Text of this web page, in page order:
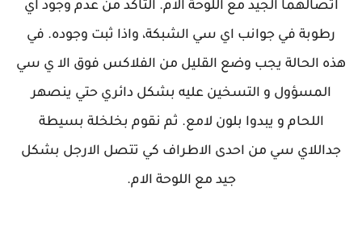
اتصالهما الجيد مع اللوحة الام. التاكد من عدم وجود اي
رطوبة في جوانب اي سي الشبكة، واذا ثبت وجوده. في
هذه الحالة يجب وضع القليل من الفلاكس فوق الا ي سي
المسؤول و التسخين عليه بشكل دائري حتي ينصهر
اللحام و يبدوا بلون لامع. ثم نقوم بخلخلة بسيطة
جداللاي سي من احدى الاطراف كي تتصل الارجل بشكل
جيد مع اللوحة الام.